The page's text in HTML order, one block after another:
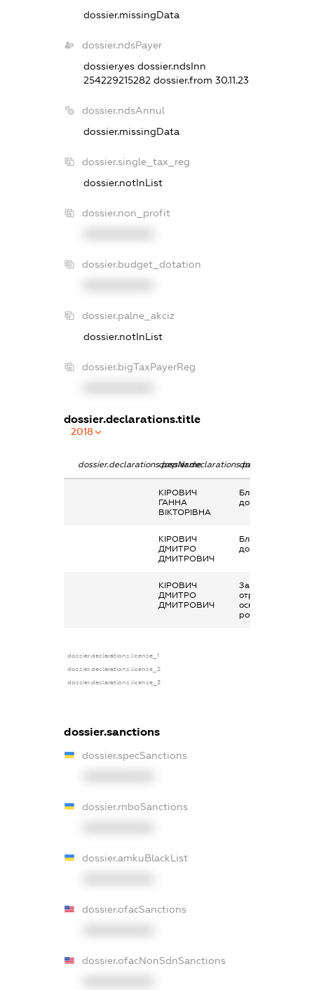
dossier.missingData
dossier.ndsPayer
dossier.yes dossier.ndsInn
254229215282 dossier.from 30.11.23
dossier.ndsAnnul
dossier.missingData
dossier.single_tax_reg
dossier.notInList
dossier.non_profit
dossier.budget_dotation
dossier.palne_akciz
dossier.notInList
dossier.bigTaxPayerReg
dossier.declarations.title
2018
dossier.declarations.pepNamedossier.declarations.personName
КІРОВИЧ
ГАННА
ВІКТОРІВНА
Благодійна
допомога
КІРОВИЧ
ДМИТРО
ДМИТРОВИЧ
Благодійна
допомога
КІРОВИЧ
ДМИТРО
ДМИТРОВИЧ
Заробітна плата
отримана за
основним місцем
роботи
dossier.declarations.license_1
dossier.declarations.license_2
dossier.declarations.license_3
dossier.sanctions
dossier.specSanctions
dossier.rnboSanctions
dossier.amkuBlackList
dossier.ofacSanctions
dossier.ofacNonSdnSanctions